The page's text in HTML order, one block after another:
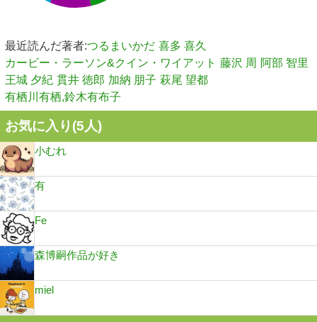
最近読んだ著者:つるまいかだ 喜多 喜久
カービー・ラーソン&クイン・ワイアット 藤沢 周 阿部 智里
王城 夕紀 貫井 徳郎 加納 朋子 萩尾 望都
有栖川有栖,鈴木有布子
お気に入り(5人)
小むれ
有
Fe
森博嗣作品が好き
miel